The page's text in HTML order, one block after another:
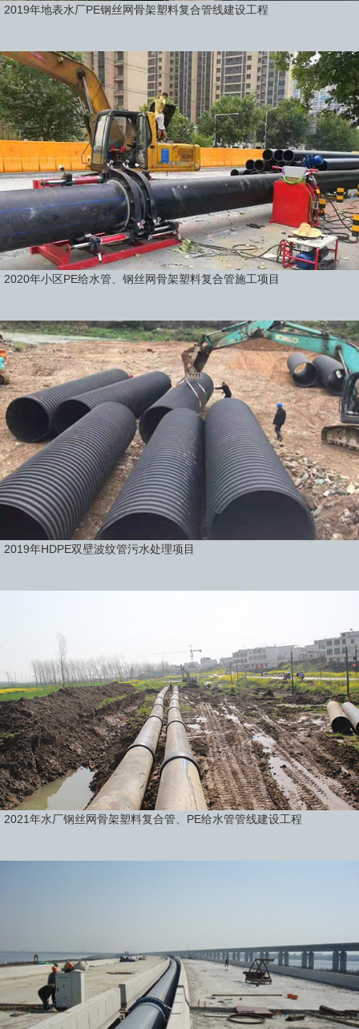
2019年地表水厂PE钢丝网骨架塑料复合管线建设工程
2020年小区PE给水管、钢丝网骨架塑料复合管施工项目
2019年HDPE双壁波纹管污水处理项目
2021年水厂钢丝网骨架塑料复合管、PE给水管管线建设工程